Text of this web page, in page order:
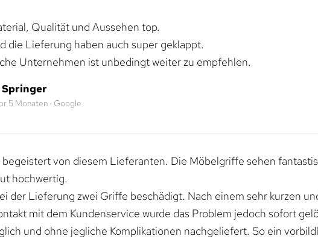
Qualität und Aussehen top.
die Lieferung haben auch super geklappt.
Unternehmen ist unbedingt weiter zu empfehlen.
5 Monaten · Google
von diesem Lieferanten. Die Möbelgriffe sehen
hochwertig.
der Lieferung zwei Griffe beschädigt. Nach einem sehr kurzen
mit dem Kundenservice wurde das Problem jedoch sofort
und ohne jegliche Komplikationen nachgeliefert. So ein